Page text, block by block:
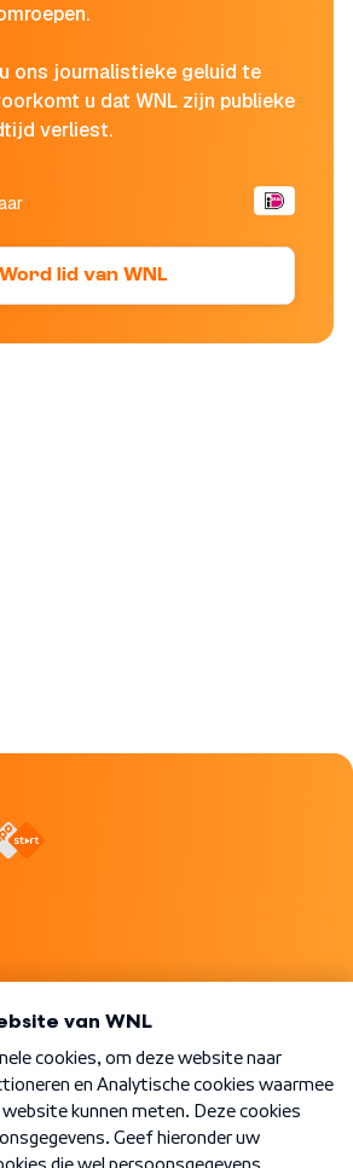
ons journalistieke geluid te
u dat WNL zijn publieke
verliest.
Word lid van WNL